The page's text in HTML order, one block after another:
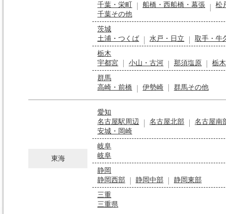
千葉・栄町
船橋・西船橋・幕張 松
千葉その他
茨城
土浦・つくば
水戸・日立
取手・牛
栃木
宇都宮
小山・古河 那須塩原
栃
群馬
高崎・前橋
伊勢崎 群馬その他
東海
愛知
名古屋駅周辺
名古屋北部 名古屋南
安城・岡崎
岐阜
岐阜
静岡
静岡西部
静岡中部
静岡東部
三重
三重県